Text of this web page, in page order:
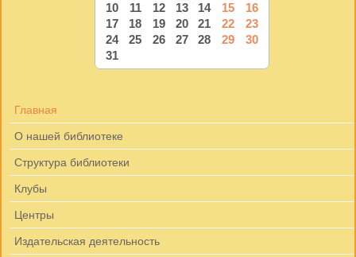
10
11 12 13 14 15
16
17
18 19 20 21 22
23
24
25 26 27 28 29
30
31
Главная
О нашей библиотеке
Структура библиотеки
Клубы
Центры
Издательская деятельность